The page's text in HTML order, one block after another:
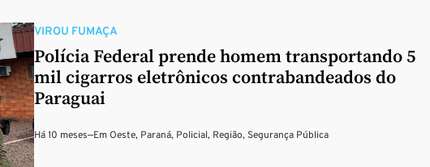
VIROU FUMAÇA
Polícia Federal prende homem transportando 5
mil cigarros eletrônicos contrabandeados do
Paraguai
Há 10 meses—EmOeste, Paraná, Policial, Região, Segurança Pública